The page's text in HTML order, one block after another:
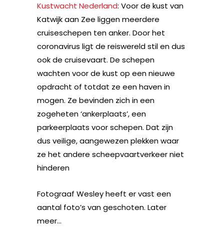
Kustwacht Nederland: Voor de kust van
Katwijk aan Zee liggen meerdere
cruiseschepen ten anker. Door het
coronavirus ligt de reiswereld stil en dus
ook de cruisevaart. De schepen
wachten voor de kust op een nieuwe
opdracht of totdat ze een haven in
mogen. Ze bevinden zich in een
zogeheten ‘ankerplaats’, een
parkeerplaats voor schepen. Dat zijn
dus veilige, aangewezen plekken waar
ze het andere scheepvaartverkeer niet
hinderen
Fotograaf Wesley heeft er vast een
aantal foto’s van geschoten. Later
meer…